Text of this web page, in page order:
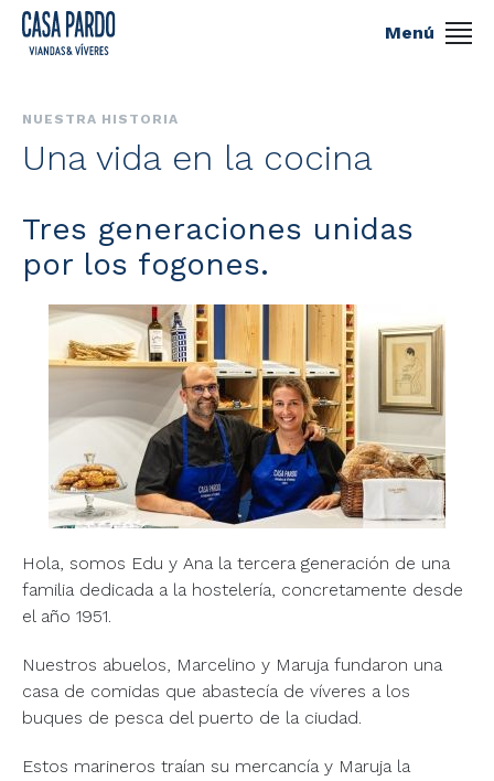
Menú
NUESTRA HISTORIA
Una vida en la cocina
Tres generaciones unidas
por los fogones.
Hola, somos Edu y Ana la tercera generación de una
familia dedicada a la hostelería, concretamente desde
el año 1951.
Nuestros abuelos, Marcelino y Maruja fundaron una
casa de comidas que abastecía de víveres a los
buques de pesca del puerto de la ciudad.
Estos marineros traían su mercancía y Maruja la